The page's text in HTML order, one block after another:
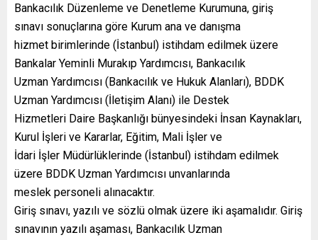
Bankacılık Düzenleme ve Denetleme Kurumuna, giriş
sınavı sonuçlarına göre Kurum ana ve danışma
hizmet birimlerinde (İstanbul) istihdam edilmek üzere
Bankalar Yeminli Murakıp Yardımcısı, Bankacılık
Uzman Yardımcısı (Bankacılık ve Hukuk Alanları), BDDK
Uzman Yardımcısı (İletişim Alanı) ile Destek
Hizmetleri Daire Başkanlığı bünyesindeki İnsan Kaynakları,
Kurul İşleri ve Kararlar, Eğitim, Mali İşler ve
İdari İşler Müdürlüklerinde (İstanbul) istihdam edilmek
üzere BDDK Uzman Yardımcısı unvanlarında
meslek personeli alınacaktır.
Giriş sınavı, yazılı ve sözlü olmak üzere iki aşamalıdır. Giriş
sınavının yazılı aşaması, Bankacılık Uzman